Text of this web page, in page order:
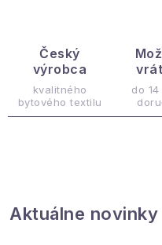
i
k
Český
výrobca
kvalitného
bytového textilu
do
Aktuálne